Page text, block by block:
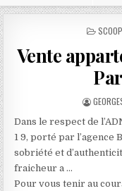
Vente
Dans le respect de
1 9, porté par l’agence
sobriété et
fraicheur a …
Pour vous tenir au